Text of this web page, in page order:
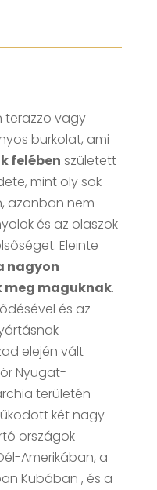
vagy
burkolat, ami
felében született
mint oly sok
azonban nem
és az olaszok
Eleinte
nagyon
maguknak.
és az
elején vált
Nyugat-
területén
két nagy
országok
Amerikában, a
Kubában , és a